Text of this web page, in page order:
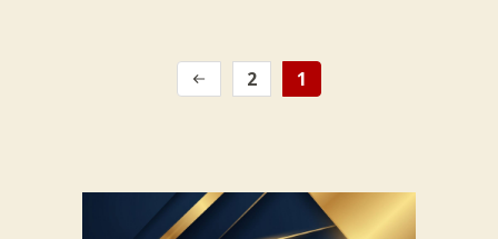
1
2